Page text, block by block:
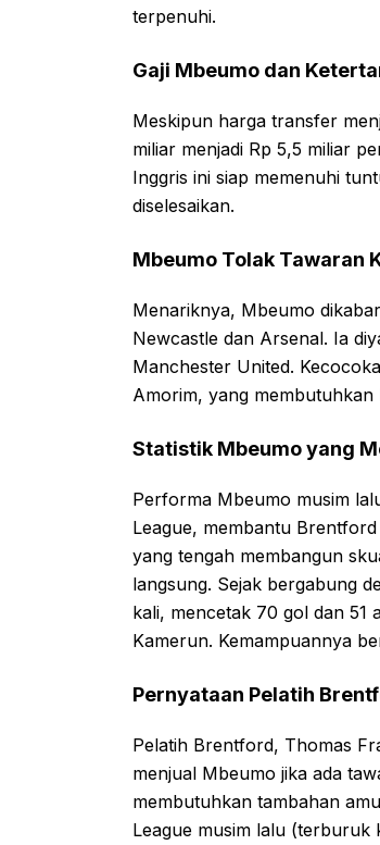
terpenuhi.
Gaji Mbeumo dan
Meskipun harga transfer
miliar menjadi Rp 5,5 miliar
Inggris ini siap memenuhi
diselesaikan.
Mbeumo Tolak Tawaran
Menariknya, Mbeumo
Newcastle dan Arsenal. Ia
Manchester United.
Amorim, yang
Statistik Mbeumo yang
Performa Mbeumo musim
League, membantu
yang tengah membangun
langsung. Sejak bergabung
kali, mencetak 70 gol dan 51
Kamerun. Kemampuannya
Pernyataan Pelatih
Pelatih Brentford, Thomas
menjual Mbeumo jika ada
membutuhkan tambahan
League musim lalu (terburuk